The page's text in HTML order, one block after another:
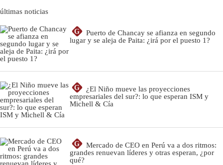
últimas noticias
G
Puerto de Chancay se afianza en segundo
lugar y se aleja de Paita: ¿irá por el puesto 1?
G
¿El Niño mueve las proyecciones
empresariales del sur?: lo que esperan ISM y
Michell & Cía
G
Mercado de CEO en Perú va a dos ritmos:
grandes renuevan líderes y otras esperan, ¿por
qué?